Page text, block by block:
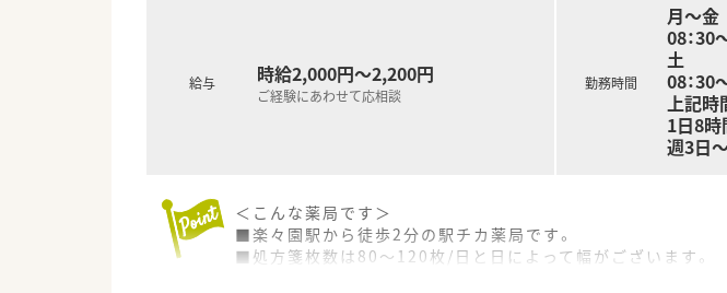
給与 時給2,000円～2,200円
ご経験にあわせて応相談
勤務時間
月～金
08：30
土
08：30
上記
1日8時
週3日
＜こんな薬局です＞
■楽々園駅から徒歩2分の駅チカ薬局です。
■処方箋枚数は80～120枚/日と日によって幅がございます。